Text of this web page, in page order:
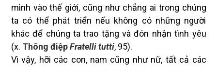
mình vào thế giới, cũng như chẳng ai trong chúng
ta có thể phát triển nếu không có những người
khác để chúng ta trao tặng và đón nhận tình yêu
(x. Thông điệpFratelli tutti, 95).
Vì vậy, hỡi các con, nam cũng như nữ, tất cả các